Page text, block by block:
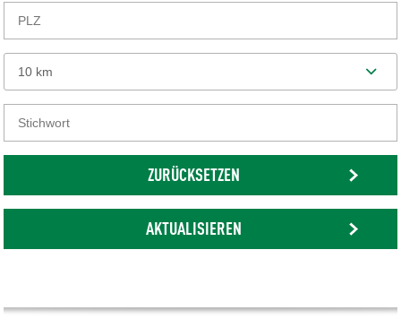
10 km
ZURÜCKSETZEN
AKTUALISIEREN